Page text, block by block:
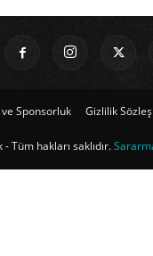
Sponsorluk Gizlilik
Tüm hakları saklıdır.